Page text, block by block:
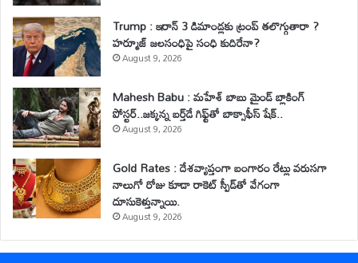
Trump : ఇరాన్ 3 డిమాండ్లకు ట్రంప్ తలొగ్గుతారా ?
హర్మూజ్ జలసంధిపై సంధి కుదిరేనా?
August 9, 2026
Mahesh Babu : మహేశ్‌ బాబు మైండ్ బ్లాకింగ్
పోస్టర్..జక్కన్న బర్త్‌డే గిఫ్ట్‌తో బాక్సాఫీస్ షేక్..
August 9, 2026
Gold Rates : దేశవ్యాప్తంగా బంగారం రేట్లు వరుసగా
నాలుగో రోజు కూడా రాకెట్ స్పీడ్‌తో వేగంగా
దూసుకెళ్తున్నాయి.
August 9, 2026